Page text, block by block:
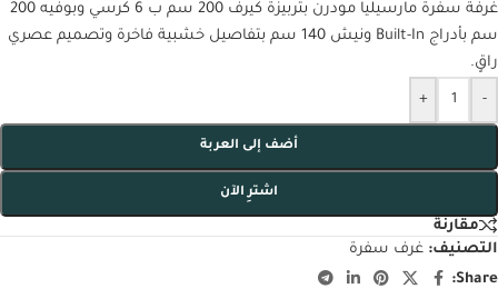
غرفة سفرة مارسيليا مودرن بتربيزة كيرف 200 سم ب 6 كرسي وبوفيه 200
سم بأدراج Built-In ونيش 140 سم بتفاصيل خشبية فاخرة وتصميم عصري
راقٍ.
-
+
أضف إلى العربة
اشترِ الآن
مقارنة
التصنيف: غرف سفرة
Share: